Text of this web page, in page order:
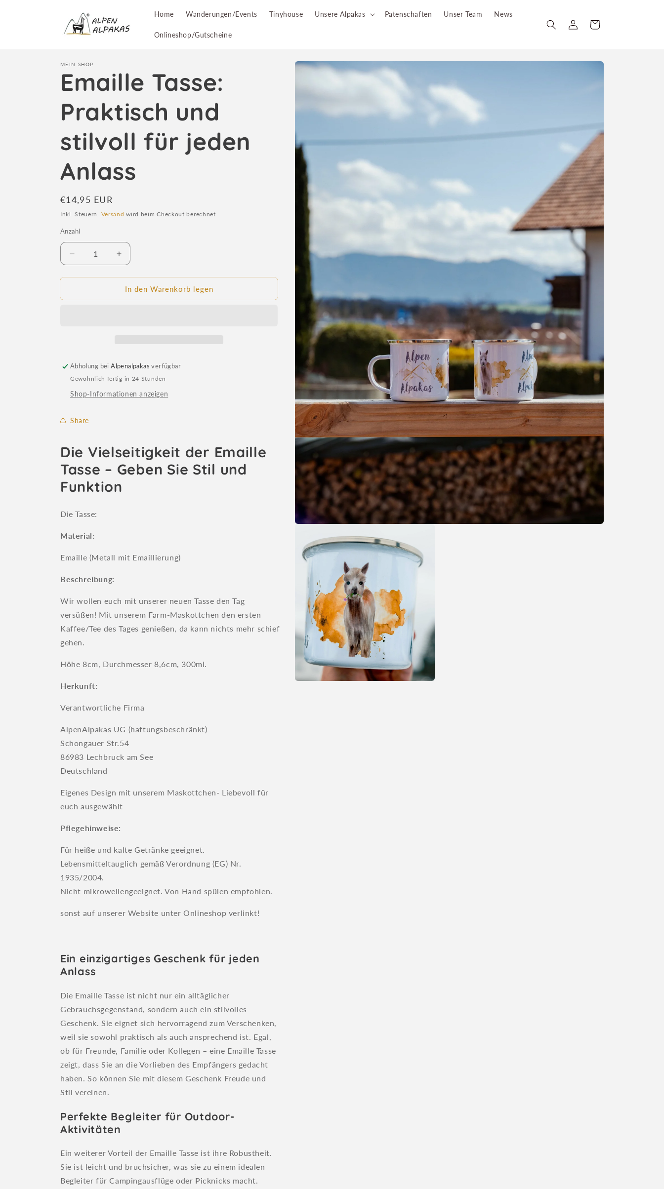
Home Wanderungen/Events Tinyhouse Unsere Alpakas Patenschaften Unser Team News
Onlineshop/Gutscheine
EinloggenWarenkorb
Zu
Produktinformationen
Modal
öffnen
MEIN SHOP
Emaille Tasse:
Praktisch und
stilvoll für jeden
Anlass
Normaler
Preis
€14,95 EUR
Inkl. Steuern. Versand wird beim Checkout berechnet
Anzahl
Anzahl
Verringere
die
Menge
Emaille
jeden
Anlass
Erhöhe
die
Menge
für
Emaille
jeden
Anlass
In den Warenkorb legen
Abholung beiAlpenalpakas verfügbar
Gewöhnlich fertig in 24 Stunden
Shop-Informationen anzeigen
Share
Die Vielseitigkeit der Emaille
Tasse – Geben Sie Stil und
Funktion
Die Tasse:
Material:
Emaille (Metall mit Emaillierung)
Beschreibung:
Wir wollen euch mit unserer neuen Tasse den Tag
versüßen! Mit unserem Farm-Maskottchen den ersten
Kaffee/Tee des Tages genießen, da kann nichts mehr schief
gehen.
Höhe 8cm, Durchmesser 8,6cm, 300ml.
Herkunft:
Verantwortliche Firma
AlpenAlpakas UG (haftungsbeschränkt)
Schongauer Str.54
86983 Lechbruck am See
Deutschland
Eigenes Design mit unserem Maskottchen- Liebevoll für
euch ausgewählt
Pflegehinweise:
Für heiße und kalte Getränke geeignet.
Lebensmitteltauglich gemäß Verordnung (EG) Nr.
1935/2004.
Nicht mikrowellengeeignet. Von Hand spülen empfohlen.
sonst auf unserer Website unter Onlineshop verlinkt!
Ein einzigartiges Geschenk für jeden
Anlass
Die Emaille Tasse ist nicht nur ein alltäglicher
Gebrauchsgegenstand, sondern auch ein stilvolles
Geschenk. Sie eignet sich hervorragend zum Verschenken,
weil sie sowohl praktisch als auch ansprechend ist. Egal,
ob für Freunde, Familie oder Kollegen – eine Emaille Tasse
zeigt, dass Sie an die Vorlieben des Empfängers gedacht
haben. So können Sie mit diesem Geschenk Freude und
Stil vereinen.
Perfekte Begleiter für Outdoor-
Aktivitäten
Ein weiterer Vorteil der Emaille Tasse ist ihre Robustheit.
Sie ist leicht und bruchsicher, was sie zu einem idealen
Begleiter für Campingausflüge oder Picknicks macht.